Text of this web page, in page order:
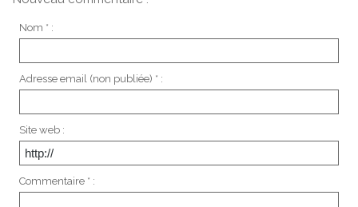
Nom * :
Adresse email (non publiée) * :
Site web :
Commentaire * :